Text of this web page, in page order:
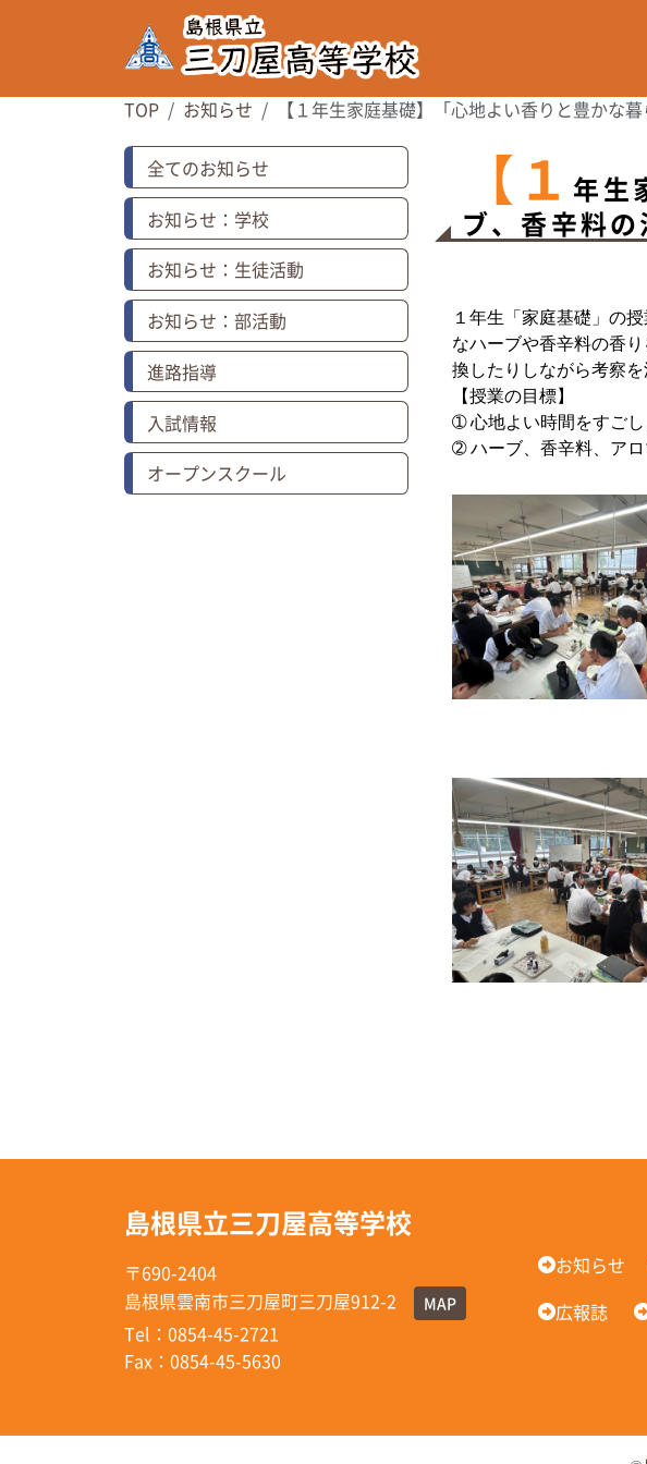
TOP お知らせ 【１年生家庭基礎】「心地よい香りと豊かな
全てのお知らせ
お知らせ：学校
お知らせ：生徒活動
お知らせ：部活動
進路指導
入試情報
オープンスクール
【１ 年生
ブ、香辛料の
１年生「家庭基礎」の
なハーブや香辛料の香
換したりしながら考察を
【授業の目標】
➀ 心地よい時間をすご
➁ハーブ、香辛料、ア
島根県立三刀屋高等学校
〒690-2404
島根県雲南市三刀屋町三刀屋912-2
MAP
Tel：0854-45-2721
Fax：0854-45-5630
お知らせ
広報誌